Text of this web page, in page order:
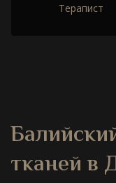
Терапист
тканей в